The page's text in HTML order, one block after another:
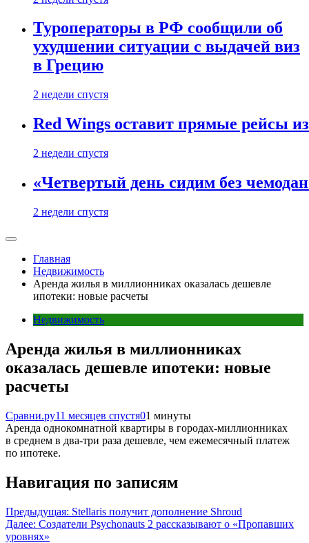
Туроператоры в РФ сообщили об
ухудшении ситуации с выдачей виз
в Грецию
2 недели спустя
Red Wings оставит прямые рейсы
2 недели спустя
«Четвертый день сидим без
2 недели спустя
Главная
Недвижимость
Аренда жилья в миллионниках оказалась дешевле
ипотеки: новые расчеты
Недвижимость
Аренда жилья в миллионниках
оказалась дешевле ипотеки: новые
расчеты
Сравни.ру11 месяцев спустя01 минуты
Аренда однокомнатной квартиры в городах-миллионниках
в среднем в два-три раза дешевле, чем ежемесячный платеж
по ипотеке.
Навигация по записям
Предыдущая: Stellaris получит дополнение Shroud
Далее: Создатели Psychonauts 2 рассказывают о «Пропавших
уровнях»